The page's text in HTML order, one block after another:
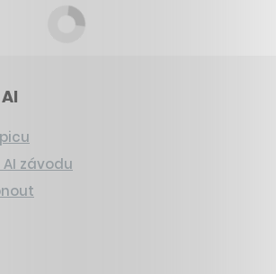
závodu